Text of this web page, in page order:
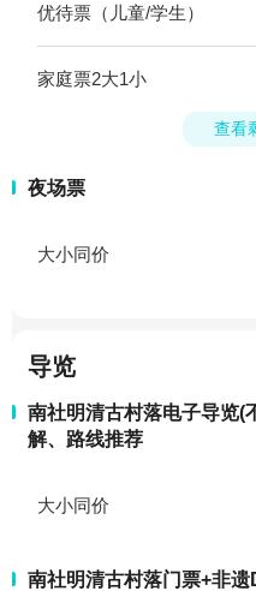
优待票（儿童/学生）
家庭票2大1小
查看
夜场票
大小同价
导览
南社明清古村落电子导览(
解、路线推荐
大小同价
南社明清古村落门票+非